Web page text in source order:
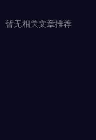
暂无相关文章推荐